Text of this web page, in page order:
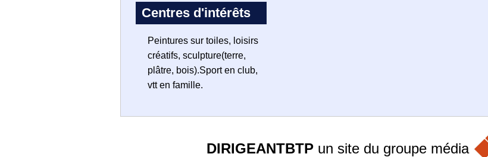
Centres d'intérêts
Peintures sur toiles, loisirs
créatifs, sculpture(terre,
plâtre, bois).Sport en club,
vtt en famille.
DIRIGEANTBTPun site du groupe média